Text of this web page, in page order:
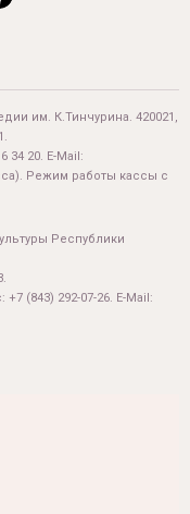
им. К.Тинчурина. 420021,
34 20. E-Mail:
Режим работы кассы с
Республики
(843) 292-07-26. E-Mail: